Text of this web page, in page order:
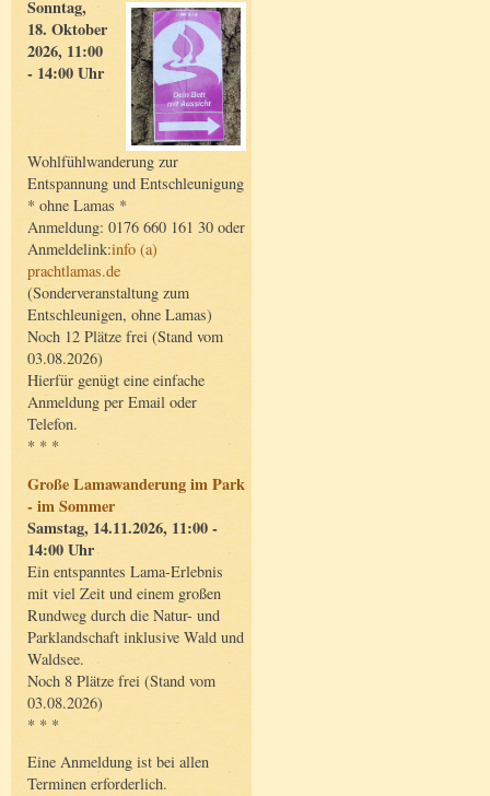
Sonntag,
18. Oktober
2026, 11:00
- 14:00 Uhr
Wohlfühlwanderung zur
Entspannung und Entschleunigung
* ohne Lamas *
Anmeldung: 0176 660 161 30 oder
Anmeldelink:info (a)
prachtlamas.de
(Sonderveranstaltung zum
Entschleunigen, ohne Lamas)
Noch 12 Plätze frei (Stand vom
03.08.2026)
Hierfür genügt eine einfache
Anmeldung per Email oder
Telefon.
* * *
Große Lamawanderung im Park
- im Sommer
Samstag, 14.11.2026, 11:00 -
14:00 Uhr
Ein entspanntes Lama-Erlebnis
mit viel Zeit und einem großen
Rundweg durch die Natur- und
Parklandschaft inklusive Wald und
Waldsee.
Noch 8 Plätze frei (Stand vom
03.08.2026)
* * *
Eine Anmeldung ist bei allen
Terminen erforderlich.